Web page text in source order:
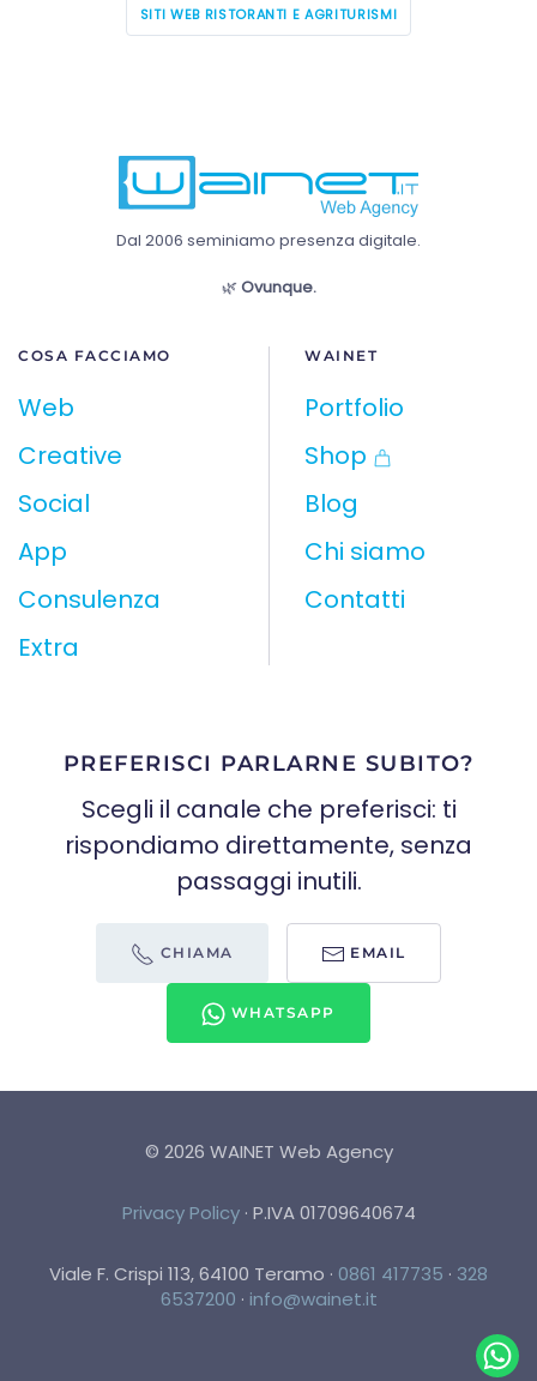
SITI WEB RISTORANTI E AGRITURISMI
Dal 2006 seminiamo presenza digitale.
🌿 Ovunque.
COSA FACCIAMO
Web
Creative
Social
App
Consulenza
Extra
WAINET
Portfolio
Shop
Blog
Chi siamo
Contatti
PREFERISCI PARLARNE SUBITO?
Scegli il canale che preferisci: ti
rispondiamo direttamente, senza
passaggi inutili.
CHIAMA EMAIL
WHATSAPP
© 2026 WAINET Web Agency
Privacy Policy · P.IVA 01709640674
Viale F. Crispi 113, 64100 Teramo · 0861 417735 · 328
6537200 · info@wainet.it